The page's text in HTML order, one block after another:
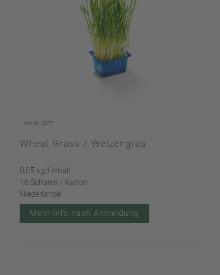
Art-Nr. 3377
Wheat Grass / Weizengras
0,05 kg/l Inhalt
16 Schalen / Karton
Niederlande
Mehr Info nach Anmeldung